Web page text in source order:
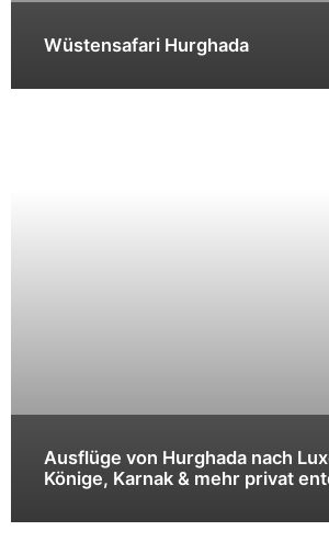
Wüstensafari Hurghada
Ausflüge von Hurghada nach
Könige, Karnak & mehr privat